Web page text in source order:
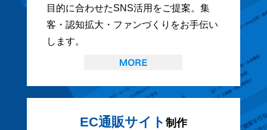
目的に合わせたSNS活用をご提案。集
客・認知拡大・ファンづくりをお手伝い
します。
EC通販サイト 制作